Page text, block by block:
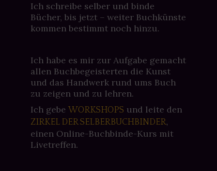
Ich schreibe selber und binde
Bücher, bis jetzt – weiter Buchkünste
kommen bestimmt noch hinzu.
Ich habe es mir zur Aufgabe gemacht
allen Buchbegeisterten die Kunst
und das Handwerk rund ums Buch
zu zeigen und zu lehren.
Ich gebeWORKSHOPS und leite den
ZIRKEL DER SELBERBUCHBINDER,
einen Online-Buchbinde-Kurs mit
Livetreffen.